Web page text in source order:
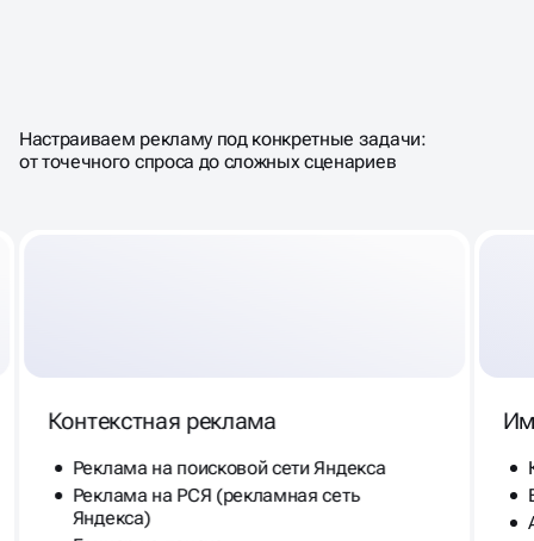
В
Настраиваем рекламу под конкретные задачи:
от точечного спроса до сложных сценариев
Контекстная реклама
Реклама на поисковой сети Яндекса
Реклама на РСЯ (рекламная сеть
Яндекса)